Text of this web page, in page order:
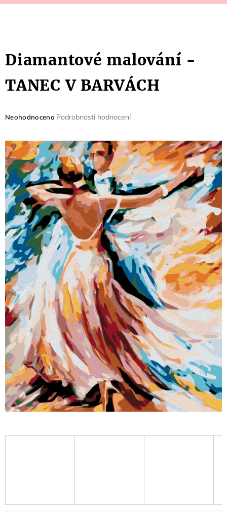
Diamantové malování -
TANEC V BARVÁCH
Průměrné
je
0,0
z
5
hvězdiček.
Neohodnoceno Podrobnosti hodnocení